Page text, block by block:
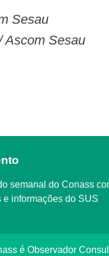
Sesau
Ascom Sesau
informações do SUS
é Observador